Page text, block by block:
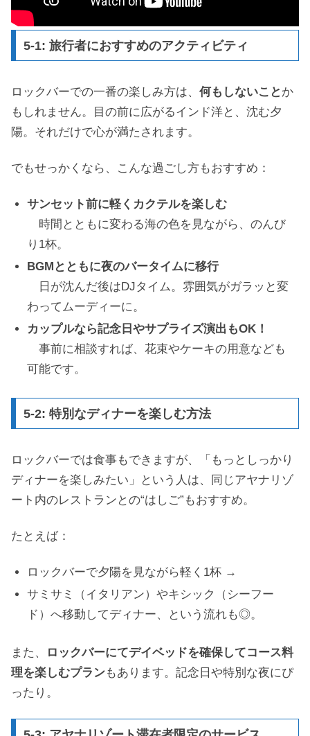
5-1: 旅行者におすすめのアクティビティ
ロックバーでの一番の楽しみ方は、 何もしないこと か
もしれません。目の前に広がるインド洋と、沈む夕
陽。それだけで心が満たされます。
でもせっかくなら、こんな過ごし方もおすすめ：
サンセット前に軽くカクテルを楽しむ
時間とともに変わる海の色を見ながら、のんび
り1杯。
BGMとともに夜のバータイムに移行
日が沈んだ後はDJタイム。雰囲気がガラッと変
わってムーディーに。
カップルなら記念日やサプライズ演出もOK！
事前に相談すれば、花束やケーキの用意なども
可能です。
5-2: 特別なディナーを楽しむ方法
ロックバーでは食事もできますが、「もっとしっかり
ディナーを楽しみたい」という人は、同じアヤナリゾ
ート内のレストランとの“はしご”もおすすめ。
たとえば：
ロックバーで夕陽を見ながら軽く1杯 →
サミサミ（イタリアン）やキシック（シーフー
ド）へ移動してディナー、という流れも◎。
また、
ロックバーにてデイベッドを確保してコース料
理を楽しむプランもあります。記念日や特別な夜にぴ
ったり。